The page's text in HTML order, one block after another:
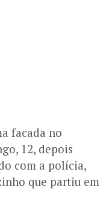
facada no
12, depois
com a polícia,
que partiu em